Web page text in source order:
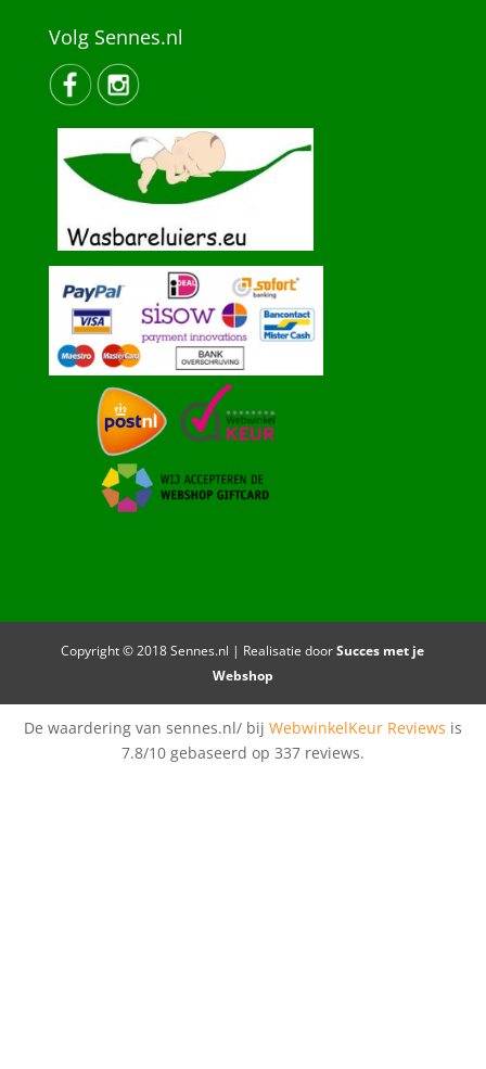
Volg Sennes.nl
Copyright © 2018 Sennes.nl | Realisatie doorSucces met je
Webshop
De waardering van sennes.nl/ bij WebwinkelKeur Reviews is
7.8/10 gebaseerd op 337 reviews.